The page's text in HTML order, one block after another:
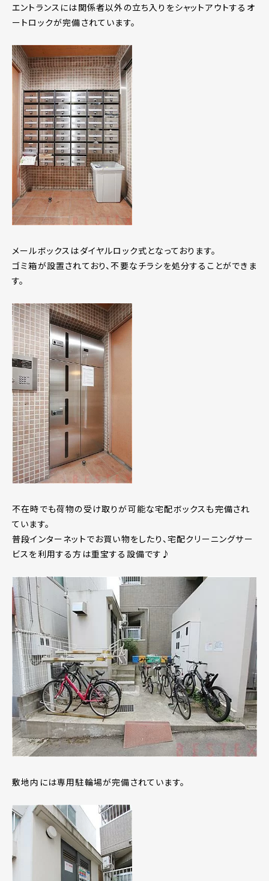
エントランスには関係者以外の立ち入りをシャットアウトするオ
ートロックが完備されています。
メールボックスはダイヤルロック式となっております。
ゴミ箱が設置されており、不要なチラシを処分することができま
す。
不在時でも荷物の受け取りが可能な宅配ボックスも完備され
ています。
普段インターネットでお買い物をしたり、宅配クリーニングサー
ビスを利用する方は重宝する設備です♪
敷地内には専用駐輪場が完備されています。